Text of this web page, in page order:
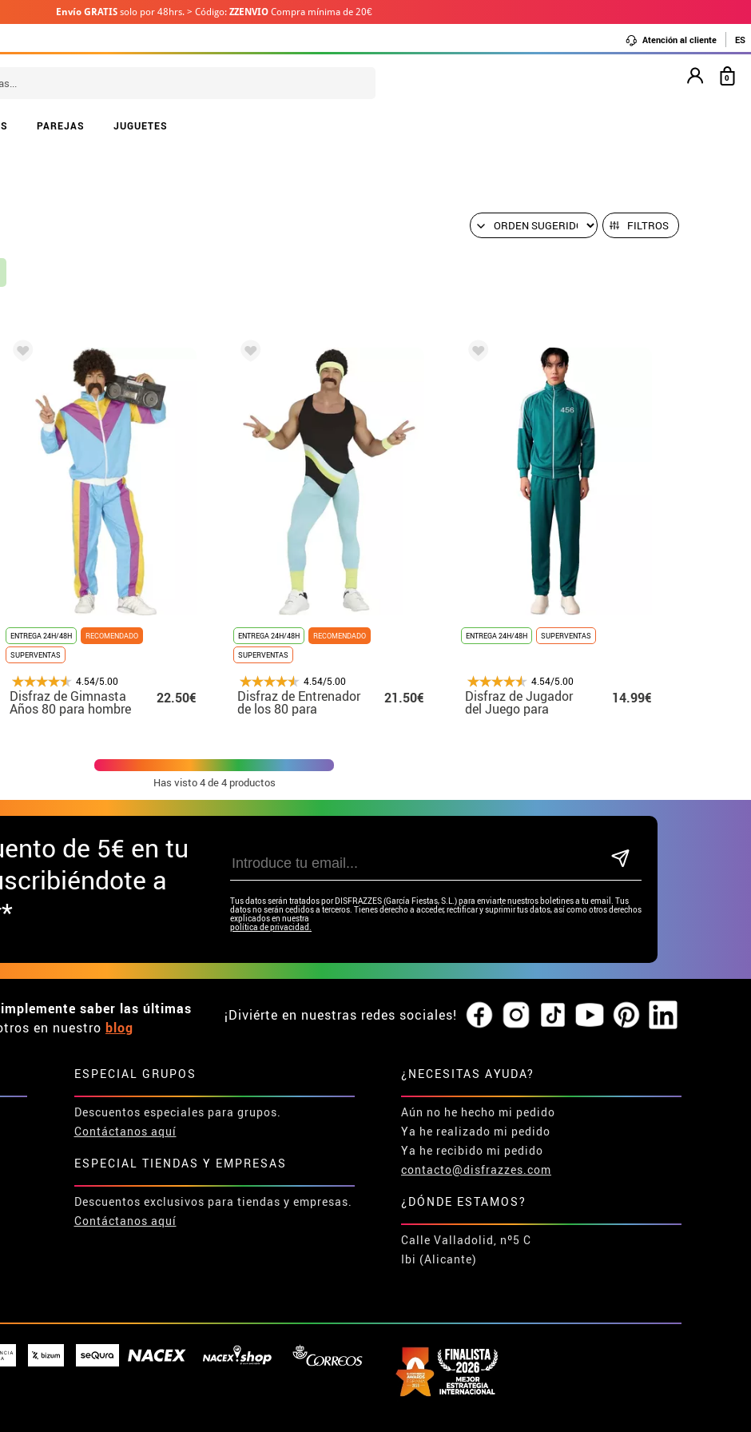
Envío GRATIS solo por 48hrs. > Código: ZZENVIO Compra mínima de 20€
Atención al cliente ES
PAREJAS JUGUETES
0
FILTROS
ENTREGA 24H/48H
RECOMENDADO
SUPERVENTAS
4.54/5.00
Disfraz de Gimnasta
Años 80 para hombre
22.50€
ENTREGA 24H/48H
RECOMENDADO
SUPERVENTAS
4.54/5.00
Disfraz de Entrenador
de los 80 para
21.50€
ENTREGA 24H/48H SUPERVENTAS
4.54/5.00
Disfraz de Jugador
del Juego para
hombre
14.99€
Has visto4de 4 productos
de 5€ en tu
a
Tus datos serán tratados por DISFRAZZES (García Fiestas, S.L.) para enviarte nuestros boletines a tu email. Tus
datos no serán cedidos a terceros. Tienes derecho a acceder, rectificar y suprimir tus datos, así como otros derechos
explicados en nuestra
política de privacidad.
saber las últimas
en nuestro blog
¡Diviérte en nuestras redes sociales!
ESPECIAL GRUPOS
Descuentos especiales para grupos.
Contáctanos aquí
ESPECIAL TIENDAS Y EMPRESAS
Descuentos exclusivos para tiendas y empresas.
Contáctanos aquí
¿NECESITAS AYUDA?
Aún no he hecho mi pedido
Ya he realizado mi pedido
Ya he recibido mi pedido
contacto@disfrazzes.com
¿DÓNDE ESTAMOS?
Calle Valladolid, nº5 C
Ibi (Alicante)